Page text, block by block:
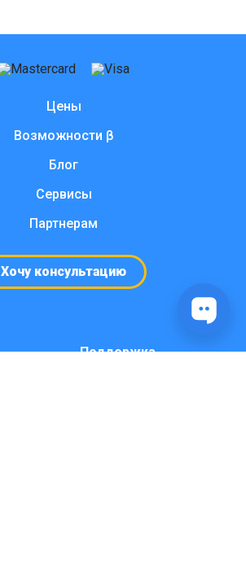
Цены
Возможности β
Блог
Сервисы
Партнерам
Хочу консультацию
Поддержка